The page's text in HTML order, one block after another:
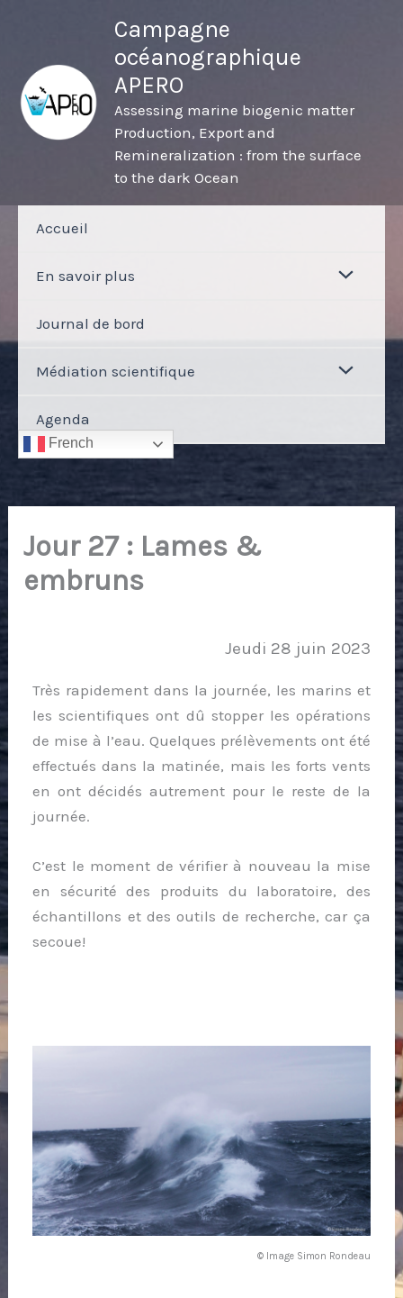
contenu
Campagne
océanographique
APERO
Assessing marine biogenic matter
Production, Export and
Remineralization : from the surface
to the dark Ocean
Accueil
En savoir plus
Journal de bord
Médiation scientifique
Agenda
French
Jour 27 : Lames &
embruns
Jeudi 28 juin 2023
Très rapidement dans la journée, les marins et
les scientifiques ont dû stopper les opérations
de mise à l’eau. Quelques prélèvements ont été
effectués dans la matinée, mais les forts vents
en ont décidés autrement pour le reste de la
journée.
C’est le moment de vérifier à nouveau la mise
en sécurité des produits du laboratoire, des
échantillons et des outils de recherche, car ça
secoue!
© Image Simon Rondeau